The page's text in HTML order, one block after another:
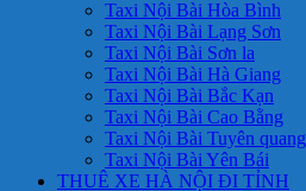
Taxi Nội Bài Hòa Bình
Taxi Nội Bài Lạng Sơn
Taxi Nội Bài Sơn la
Taxi Nội Bài Hà Giang
Taxi Nội Bài Bắc Kạn
Taxi Nội Bài Cao Bằng
Taxi Nội Bài Tuyên quang
Taxi Nội Bài Yên Bái
THUÊ XE HÀ NỘI ĐI TỈNH